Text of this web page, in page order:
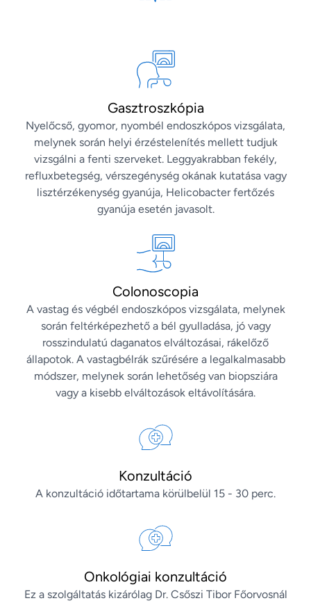
Gasztroszkópia
Nyelőcső, gyomor, nyombél endoszkópos vizsgálata,
melynek során helyi érzéstelenítés mellett tudjuk
vizsgálni a fenti szerveket. Leggyakrabban fekély,
refluxbetegség, vérszegénység okának kutatása vagy
lisztérzékenység gyanúja, Helicobacter fertőzés
gyanúja esetén javasolt.
Colonoscopia
A vastag és végbél endoszkópos vizsgálata, melynek
során feltérképezhető a bél gyulladása, jó vagy
rosszindulatú daganatos elváltozásai, rákelőző
állapotok. A vastagbélrák szűrésére a legalkalmasabb
módszer, melynek során lehetőség van biopsziára
vagy a kisebb elváltozások eltávolítására.
Konzultáció
A konzultáció időtartama körülbelül 15 - 30 perc.
Onkológiai konzultáció
Ez a szolgáltatás kizárólag Dr. Csőszi Tibor Főorvosnál